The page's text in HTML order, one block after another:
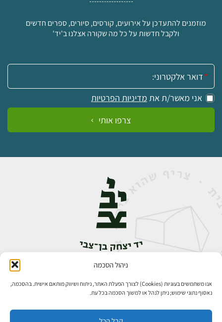
ניהול הסכמה
אנו משתמשים בעוגיות (Cookies) לצורך הפעלת האתר, ניתוח ושיווק מותאם אישית. בהסכמה,
נאסוף נתוני שימוש; ניתן לנהל או למשוך הסכמה בכל עת.
מוזמנים להתעדכן על אירועים, קורסים, סיורים, ספרים חדשים
ולקבל חדשות על כל מה שקורה אצלנו ב'יד'
אימייל:
אני מאשר/ת את מדיניות הפרטיות
צרפו אותי
אבן גבירול 14, רחביה, ירושלים